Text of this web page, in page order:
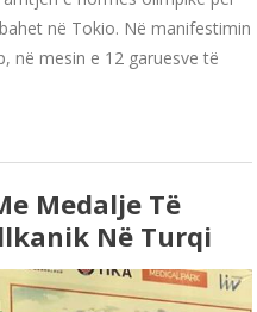
në Tokio. Në manifestimin
në mesin e 12 garuesve të
Medalje Të
Në Turqi